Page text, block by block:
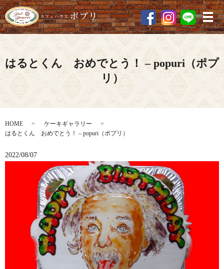
メ
はるとくん おめでとう！ – popuri（ポプ
リ）
HOME
ケーキギャラリー
はるとくん おめでとう！ – popuri（ポプリ）
2022/08/07